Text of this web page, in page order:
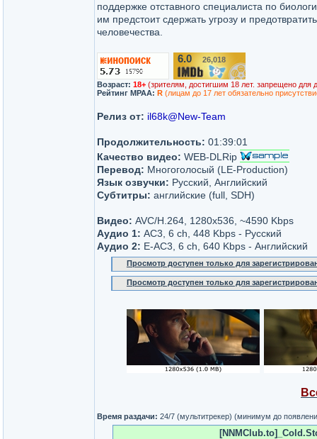
поддержке отставного специалиста по
им предстоит сдержать угрозу и
человечества.
6.0 26,018
Возраст: 18+ (зрителям, достигшим 18 лет. запрещено для
Рейтинг MPAA: R (лицам до 17 лет обязательно
Релиз от: il68k@New-Team
Продолжительность: 01:39:01
Качество видео: WEB-DLRip
Перевод: Многоголосый (LE-Production)
Язык озвучки: Русский, Английский
Субтитры: английские (full, SDH)
Видео: AVC/H.264, 1280x536, ~4590 Kbps
Аудио 1: AC3, 6 ch, 448 Kbps - Русский
Аудио 2: E-AC3, 6 ch, 640 Kbps - Английский
Просмотр доступен только для
Просмотр доступен только для
Время раздачи: 24/7 (мультитрекер) (минимум до